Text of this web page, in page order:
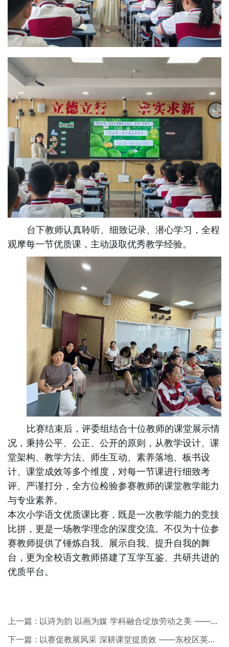
台下教师认真聆听、细致记录、潜心学习，全程
观摩每一节优质课，主动汲取优秀教学经验。
比赛结束后，评委组结合十位教师的课堂展示情
况，秉持公平、公正、公开的原则，从教学设计、课
堂架构、教学方法、师生互动、素养落地、板书设
计、课堂成效等多个维度，对每一节课进行细致考
评、严谨打分，全方位检验参赛教师的课堂教学能力
与专业素养。
本次小学语文优质课比赛，既是一次教学能力的竞技
比拼，更是一场教学理念的深度交流。不仅为十位参
赛教师提供了锤炼自我、展示自我、提升自我的舞
台，更为全校语文教师搭建了互学互鉴、共研共进的
优质平台。
上一篇 : 以诗为韵 以画为媒 学科融合绽放劳动之美 ——东校区开展劳动节跨学科主题实践成果展
下一篇 : 以赛促教展风采 深耕课堂提质效 ——东校区英语学科赛课活动顺利举行